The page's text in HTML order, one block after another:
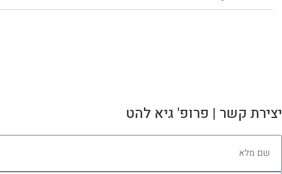
יצירת קשר | פרופ' גיא להט